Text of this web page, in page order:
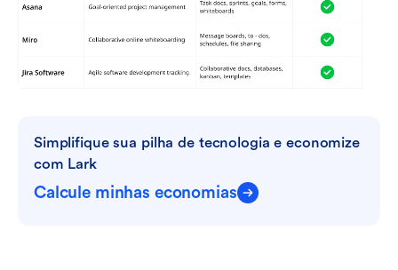
Simplifique sua pilha de tecnologia e economize
com Lark
Calcule minhas economias